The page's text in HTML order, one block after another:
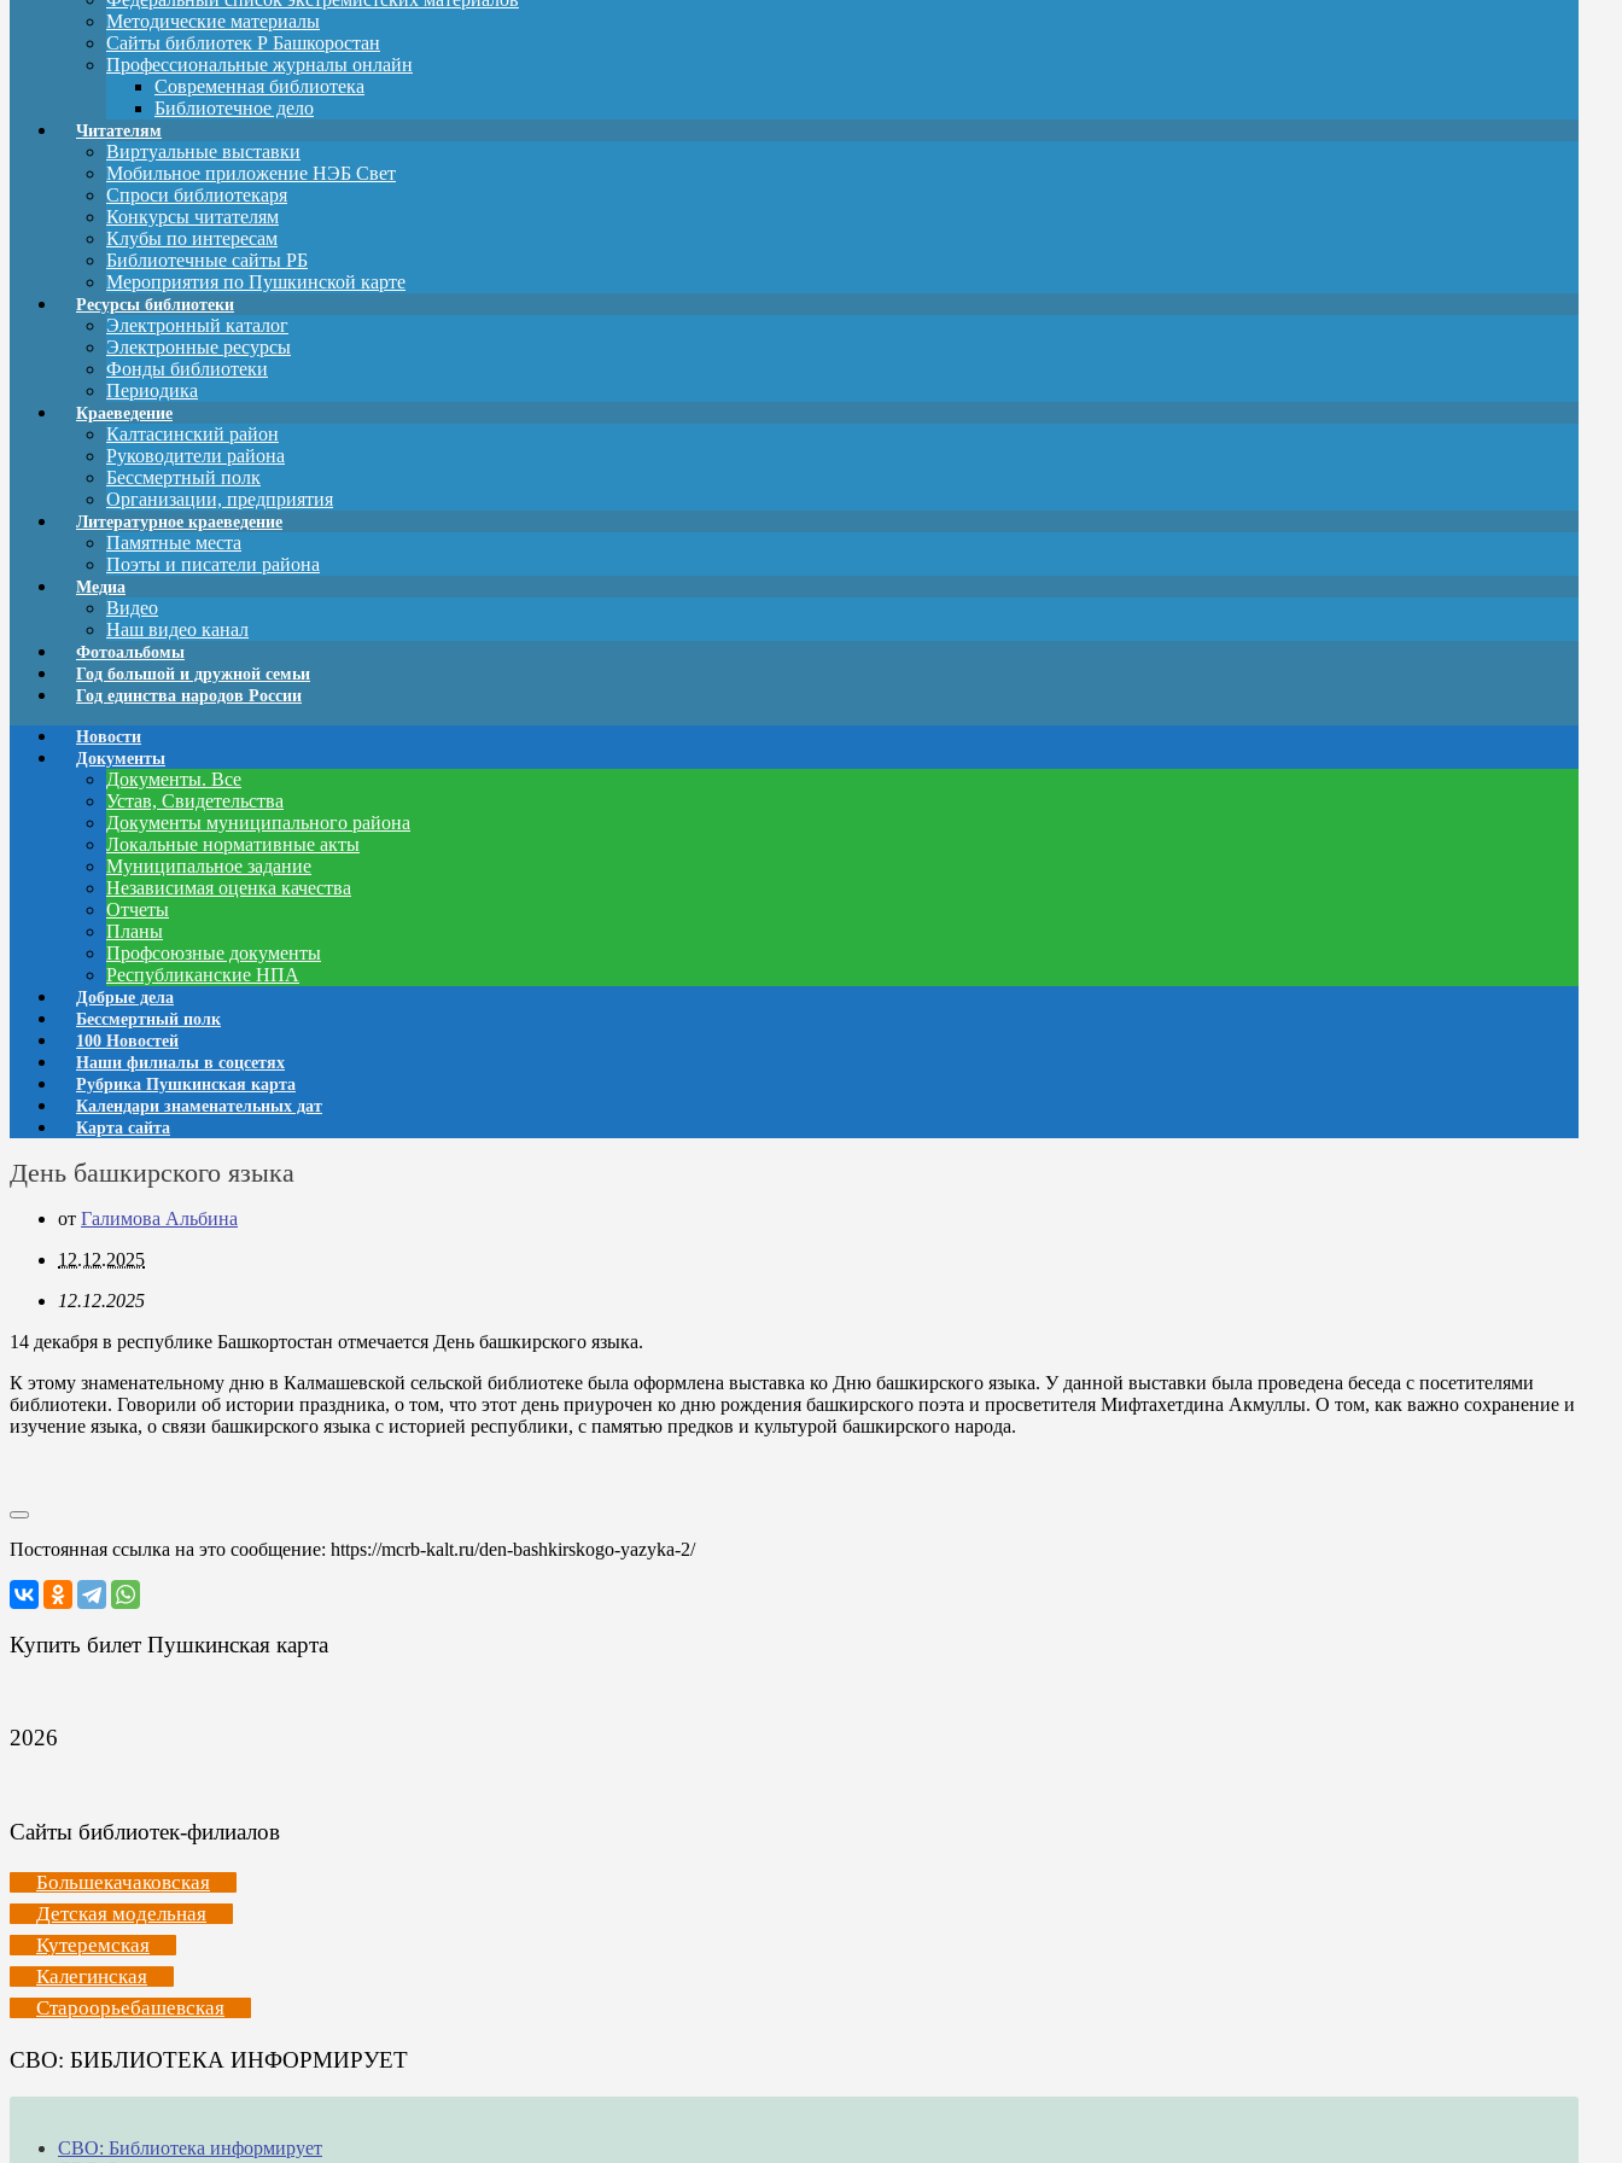
Методические материалы
Сайты библиотек Р Башкоростан
Профессиональные журналы онлайн
Современная библиотека
Библиотечное дело
Читателям
Виртуальные выставки
Мобильное приложение НЭБ Свет
Спроси библиотекаря
Конкурсы читателям
Клубы по интересам
Библиотечные сайты РБ
Мероприятия по Пушкинской карте
Ресурсы библиотеки
Электронный каталог
Электронные ресурсы
Фонды библиотеки
Периодика
Краеведение
Калтасинский район
Руководители района
Бессмертный полк
Организации, предприятия
Литературное краеведение
Памятные места
Поэты и писатели района
Медиа
Видео
Наш видео канал
Фотоальбомы
Год большой и дружной семьи
Год единства народов России
Новости
Документы
Документы. Все
Устав, Свидетельства
Документы муниципального района
Локальные нормативные акты
Муниципальное задание
Независимая оценка качества
Отчеты
Планы
Профсоюзные документы
Республиканские НПА
Добрые дела
Бессмертный полк
100 Новостей
Наши филиалы в соцсетях
Рубрика Пушкинская карта
Календари знаменательных дат
Карта сайта
День башкирского языка
от Галимова Альбина
12.12.2025
12.12.2025
14 декабря в республике Башкортостан отмечается День башкирского языка.
К этому знаменательному дню в Калмашевской сельской библиотеке была оформлена выставка ко Дню башкирского языка. У данной выставки была проведена беседа с посетителями
библиотеки. Говорили об истории праздника, о том, что этот день приурочен ко дню рождения башкирского поэта и просветителя Мифтахетдина Акмуллы. О том, как важно сохранение и
изучение языка, о связи башкирского языка с историей республики, с памятью предков и культурой башкирского народа.
Постоянная ссылка на это сообщение: https://mcrb-kalt.ru/den-bashkirskogo-yazyka-2/
Купить билет Пушкинская карта
2026
Сайты библиотек-филиалов
Большекачаковская
Детская модельная
Кутеремская
Калегинская
Староорьебашевская
СВО: БИБЛИОТЕКА ИНФОРМИРУЕТ
СВО: Библиотека информирует